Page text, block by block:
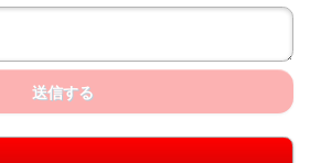
送信する